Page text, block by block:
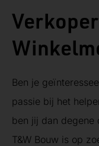
Ben je
passie bij het
ben jij dan degene
T&W Bouw is op